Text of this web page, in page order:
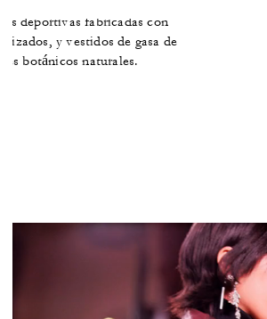
deportivas fabricadas con
y vestidos de gasa de
botánicos naturales.